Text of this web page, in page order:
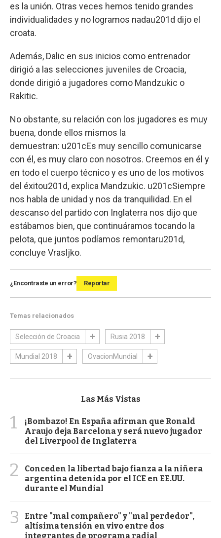
es la unión. Otras veces hemos tenido grandes
individualidades y no logramos nadau201d dijo el
croata.
Además, Dalic en sus inicios como entrenador
dirigió a las selecciones juveniles de Croacia,
donde dirigió a jugadores como Mandzukic o
Rakitic.
No obstante, su relación con los jugadores es muy
buena, donde ellos mismos la
demuestran: u201cEs muy sencillo comunicarse
con él, es muy claro con nosotros. Creemos en él y
en todo el cuerpo técnico y es uno de los motivos
del éxitou201d, explica Mandzukic. u201cSiempre
nos habla de unidad y nos da tranquilidad. En el
descanso del partido con Inglaterra nos dijo que
estábamos bien, que continuáramos tocando la
pelota, que juntos podíamos remontaru201d,
concluye Vrasljko.
¿Encontraste un error? Reportar
Temas relacionados
Selección de Croacia Rusia 2018
Mundial 2018 OvacionMundial
Las Más Vistas
1
¡Bombazo! En España afirman que Ronald
Araujo deja Barcelona y será nuevo jugador
del Liverpool de Inglaterra
2
Conceden la libertad bajo fianza a la niñera
argentina detenida por el ICE en EE.UU.
durante el Mundial
3
Entre "mal compañero" y "mal perdedor",
altísima tensión en vivo entre dos
integrantes de programa radial